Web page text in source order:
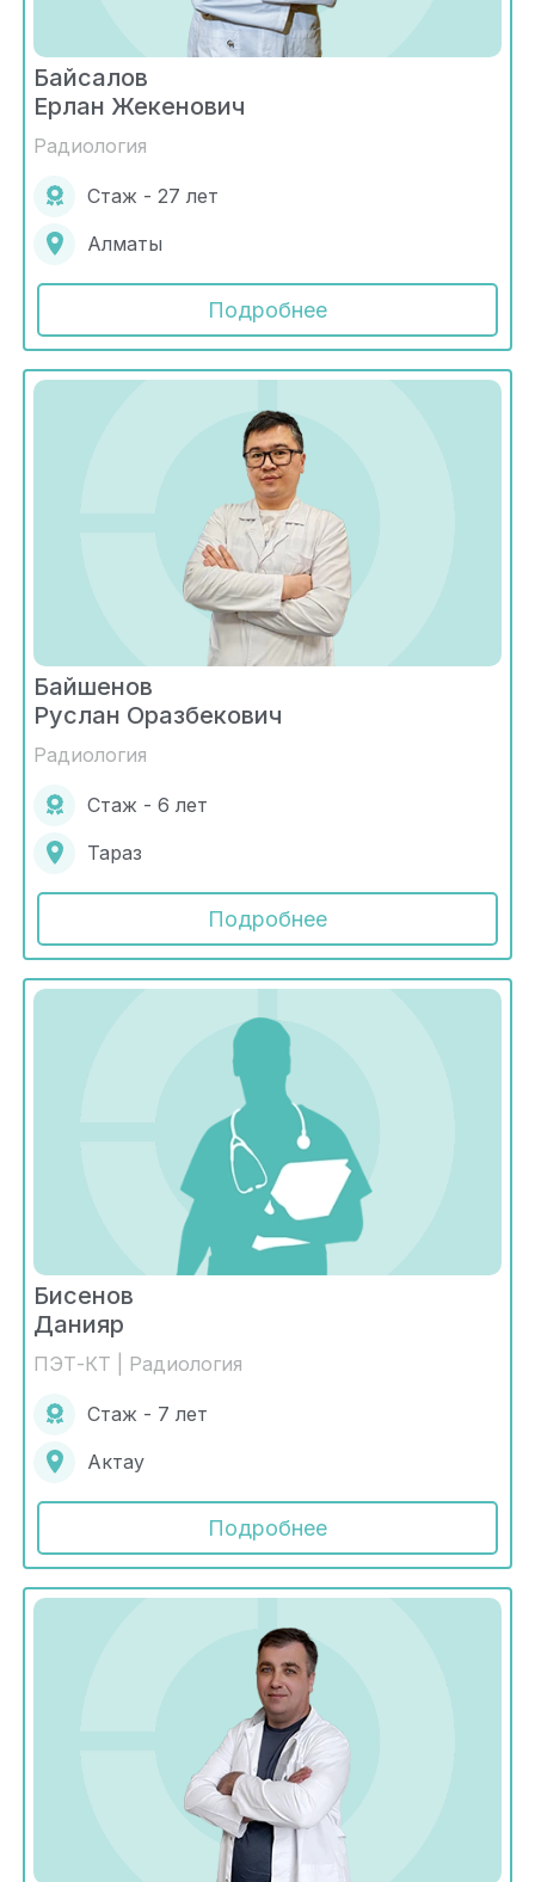
Байсалов
Ерлан Жекенович
Радиология
Стаж - 27 лет
Алматы
Подробнее
Байшенов
Руслан Оразбекович
Радиология
Стаж - 6 лет
Тараз
Подробнее
Бисенов
Данияр
ПЭТ-КТ | Радиология
Стаж - 7 лет
Актау
Подробнее